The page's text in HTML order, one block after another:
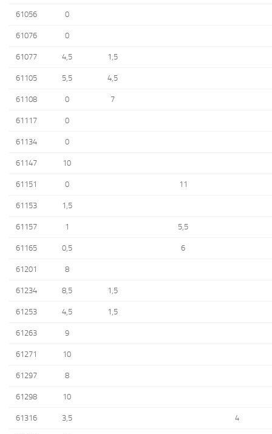
61056 0
61076 0
61077 4,5 1,5
61105 5,5 4,5
61108 0 7
61117 0
61134 0
61147 10
61151 0 11
61153 1,5
61157 1 5,5
61165 0,5 6
61201 8
61234 8,5 1,5
61253 4,5 1,5
61263 9
61271 10
61297 8
61298 10
61316 3,5 4